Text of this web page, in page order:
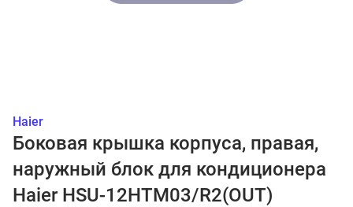
Haier
Боковая крышка корпуса, правая,
наружный блок для кондиционера
Haier HSU-12HTM03/R2(OUT)